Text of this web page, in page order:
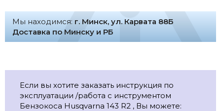
Мы находимся: г. Минск, ул. Карвата 88Б
Доставка по Минску и РБ
Если вы хотите заказать инструкция по
эксплуатации /работа с инструментом
Бензокоса Husqvarna 143 R2 , Вы можете: